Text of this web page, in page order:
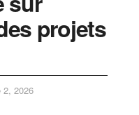
projets
2, 2026